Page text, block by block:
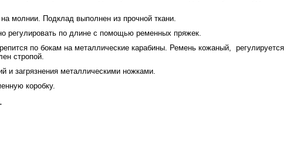
молнии. Подклад выполнен из прочной ткани.
регулировать по длине с помощью ременных пряжек.
по бокам на металлические карабины. Ремень кожаный, регулируется
стропой.
и загрязнения металлическими ножками.
коробку.
.